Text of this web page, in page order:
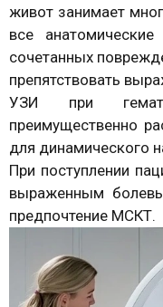
живот занимает
все
сочетанных
препятствовать
УЗИ при
преимущественно
для динамического
При поступлении
выраженным
предпочтение МСКТ.